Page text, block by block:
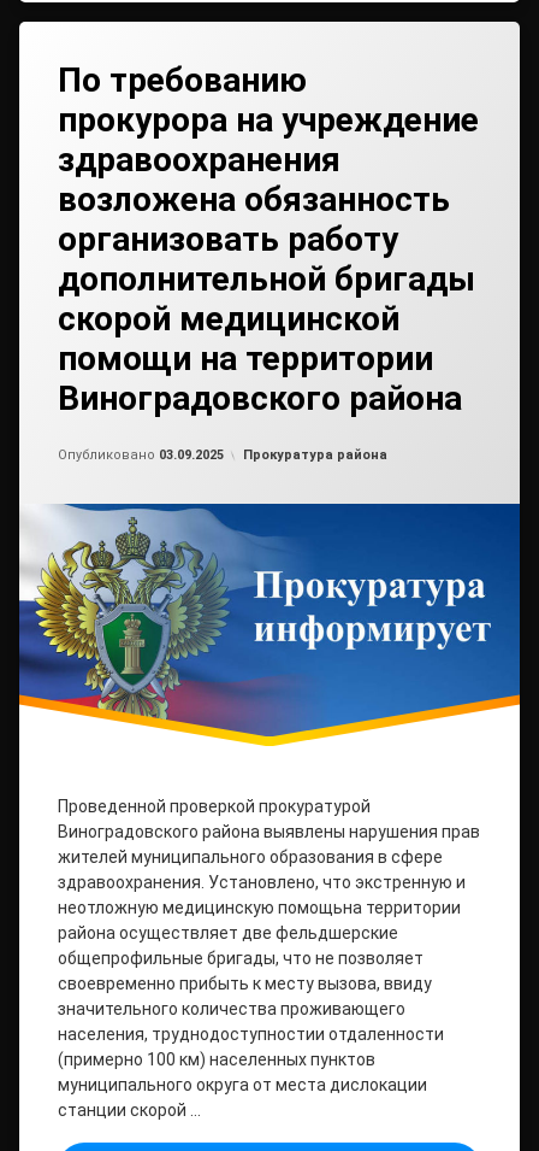
По требованию
прокурора на учреждение
здравоохранения
возложена обязанность
организовать работу
дополнительной бригады
скорой медицинской
помощи на территории
Виноградовского района
Опубликовано 03.09.2025
03.09.2025
Рубрики:
Прокуратура района
Проведенной проверкой прокуратурой
Виноградовского района выявлены нарушения прав
жителей муниципального образования в сфере
здравоохранения. Установлено, что экстренную и
неотложную медицинскую помощьна территории
района осуществляет две фельдшерские
общепрофильные бригады, что не позволяет
своевременно прибыть к месту вызова, ввиду
значительного количества проживающего
населения, труднодоступностии отдаленности
(примерно 100 км) населенных пунктов
муниципального округа от места дислокации
станции скорой …